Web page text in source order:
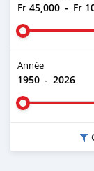
Fr 45,000 - Fr
Année
1950 - 2026